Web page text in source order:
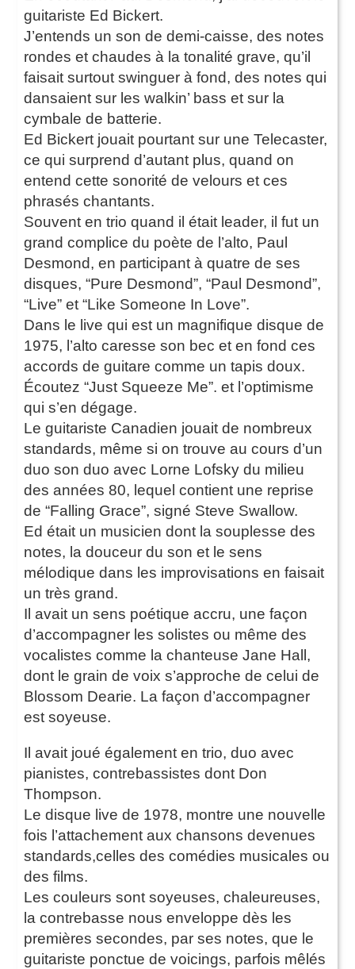
guitariste Ed Bickert.
J’entends un son de demi-caisse, des notes
rondes et chaudes à la tonalité grave, qu’il
faisait surtout swinguer à fond, des notes qui
dansaient sur les walkin’ bass et sur la
cymbale de batterie.
Ed Bickert jouait pourtant sur une Telecaster,
ce qui surprend d’autant plus, quand on
entend cette sonorité de velours et ces
phrasés chantants.
Souvent en trio quand il était leader, il fut un
grand complice du poète de l’alto, Paul
Desmond, en participant à quatre de ses
disques, “Pure Desmond”, “Paul Desmond”,
“Live” et “Like Someone In Love”.
Dans le live qui est un magnifique disque de
1975, l’alto caresse son bec et en fond ces
accords de guitare comme un tapis doux.
Écoutez “Just Squeeze Me”. et l’optimisme
qui s’en dégage.
Le guitariste Canadien jouait de nombreux
standards, même si on trouve au cours d’un
duo son duo avec Lorne Lofsky du milieu
des années 80, lequel contient une reprise
de “Falling Grace”, signé Steve Swallow.
Ed était un musicien dont la souplesse des
notes, la douceur du son et le sens
mélodique dans les improvisations en faisait
un très grand.
Il avait un sens poétique accru, une façon
d’accompagner les solistes ou même des
vocalistes comme la chanteuse Jane Hall,
dont le grain de voix s’approche de celui de
Blossom Dearie. La façon d’accompagner
est soyeuse.
Il avait joué également en trio, duo avec
pianistes, contrebassistes dont Don
Thompson.
Le disque live de 1978, montre une nouvelle
fois l’attachement aux chansons devenues
standards,celles des comédies musicales ou
des films.
Les couleurs sont soyeuses, chaleureuses,
la contrebasse nous enveloppe dès les
premières secondes, par ses notes, que le
guitariste ponctue de voicings, parfois mêlés